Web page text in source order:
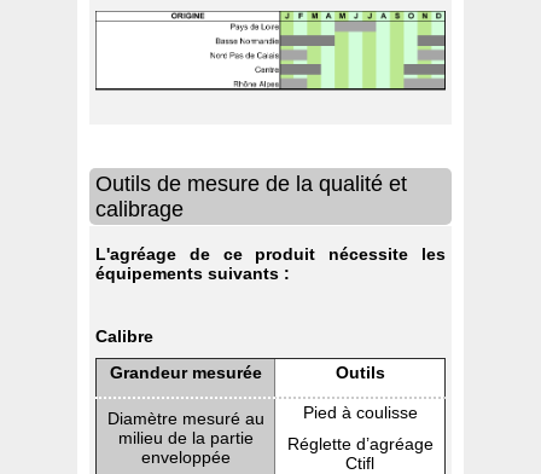
Outils de mesure de la qualité et
calibrage
L'agréage de ce produit nécessite les
équipements suivants :
Calibre
Grandeur mesurée
Outils
Diamètre mesuré au
milieu de la partie
enveloppée
Pied à coulisse
Réglette d’agréage
Ctifl